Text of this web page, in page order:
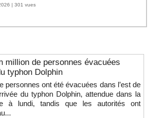
| 301 vues
million de personnes évacuées
typhon Dolphin
personnes ont été évacuées dans l’est de
du typhon Dolphin, attendue dans la
à lundi, tandis que les autorités ont